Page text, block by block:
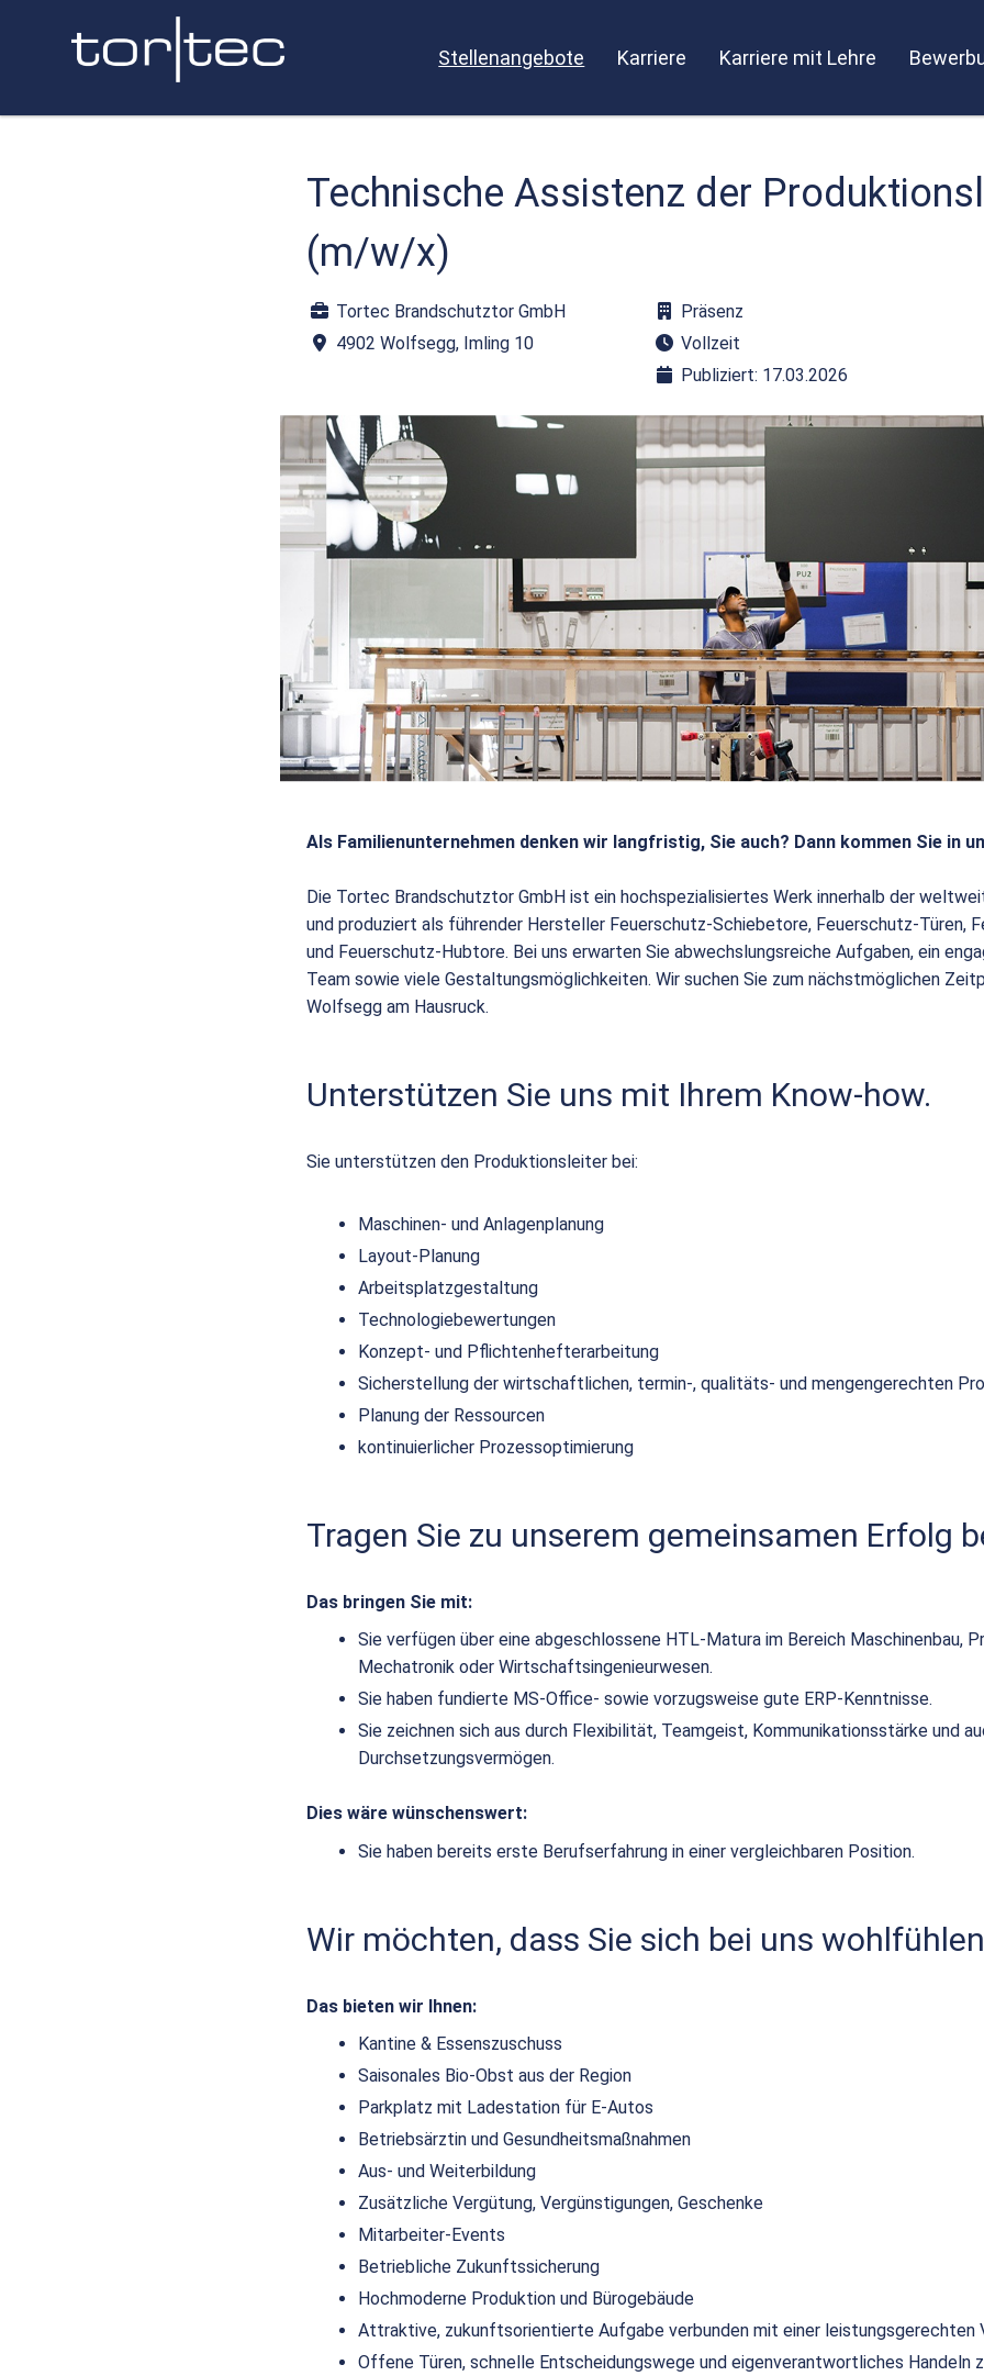
Stellenangebote Karriere Karriere mit Lehre
Technische Assistenz der
(m/w/x)
Tortec Brandschutztor GmbH
4902 Wolfsegg, Imling 10
Präsenz
Vollzeit
Publiziert: 17.03.2026
Als Familienunternehmen denken wir langfristig, Sie auch? Dann kommen Sie in
Die Tortec Brandschutztor GmbH ist ein hochspezialisiertes Werk innerhalb der
und produziert als führender Hersteller Feuerschutz-Schiebetore, Feuerschutz-Türen,
und Feuerschutz-Hubtore. Bei uns erwarten Sie abwechslungsreiche Aufgaben, ein
Team sowie viele Gestaltungsmöglichkeiten. Wir suchen Sie zum nächstmöglichen
Wolfsegg am Hausruck.
Unterstützen Sie uns mit Ihrem Know-how.
Sie unterstützen den Produktionsleiter bei:
Maschinen- und Anlagenplanung
Layout-Planung
Arbeitsplatzgestaltung
Technologiebewertungen
Konzept- und Pflichtenhefterarbeitung
Sicherstellung der wirtschaftlichen, termin-, qualitäts- und mengengerechten
Planung der Ressourcen
kontinuierlicher Prozessoptimierung
Tragen Sie zu unserem gemeinsamen Erfolg
Das bringen Sie mit:
Sie verfügen über eine abgeschlossene HTL-Matura im Bereich Maschinenbau,
Mechatronik oder Wirtschaftsingenieurwesen.
Sie haben fundierte MS-Office- sowie vorzugsweise gute ERP-Kenntnisse.
Sie zeichnen sich aus durch Flexibilität, Teamgeist, Kommunikationsstärke und
Durchsetzungsvermögen.
Dies wäre wünschenswert:
Sie haben bereits erste Berufserfahrung in einer vergleichbaren Position.
Wir möchten, dass Sie sich bei uns
Das bieten wir Ihnen:
Kantine & Essenszuschuss
Saisonales Bio-Obst aus der Region
Parkplatz mit Ladestation für E-Autos
Betriebsärztin und Gesundheitsmaßnahmen
Aus- und Weiterbildung
Zusätzliche Vergütung, Vergünstigungen, Geschenke
Mitarbeiter-Events
Betriebliche Zukunftssicherung
Hochmoderne Produktion und Bürogebäude
Attraktive, zukunftsorientierte Aufgabe verbunden mit einer leistungsgerechten
Offene Türen, schnelle Entscheidungswege und eigenverantwortliches Handeln